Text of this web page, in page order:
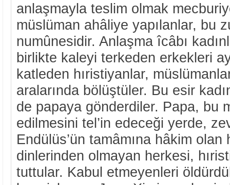
anlaşmayla teslim olmak
müslüman ahâliye yapılanlar, bu
numûnesidir. Anlaşma îcâbı
birlikte kaleyi terkeden erkekleri
katleden hıristiyanlar,
aralarında bölüştüler. Bu esir
de papaya gönderdiler. Papa, bu
edilmesini tel’in edeceği yerde,
Endülüs’ün tamâmına hâkim olan
dinlerinden olmayan herkesi,
tuttular. Kabul etmeyenleri